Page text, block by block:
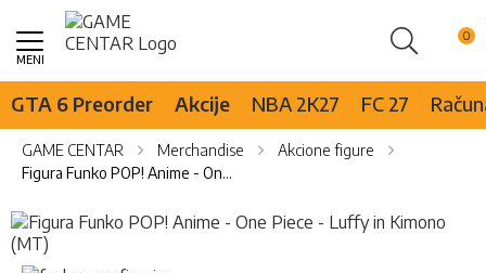
Pretraži
Skip
Content
GTA 6 Preorder Akcije NBA 2K27 FC 27
GAME CENTAR Merchandise
Akcione figure
Figura Funko POP! Anime - One Piece - Luffy in Kimono (MT)
Skip
to
the
Skip